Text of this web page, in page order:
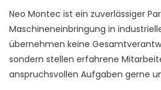
Neo Montec ist ein zuverlässiger
Maschineneinbringung in
übernehmen keine
sondern stellen erfahrene
anspruchsvollen Aufgaben gerne